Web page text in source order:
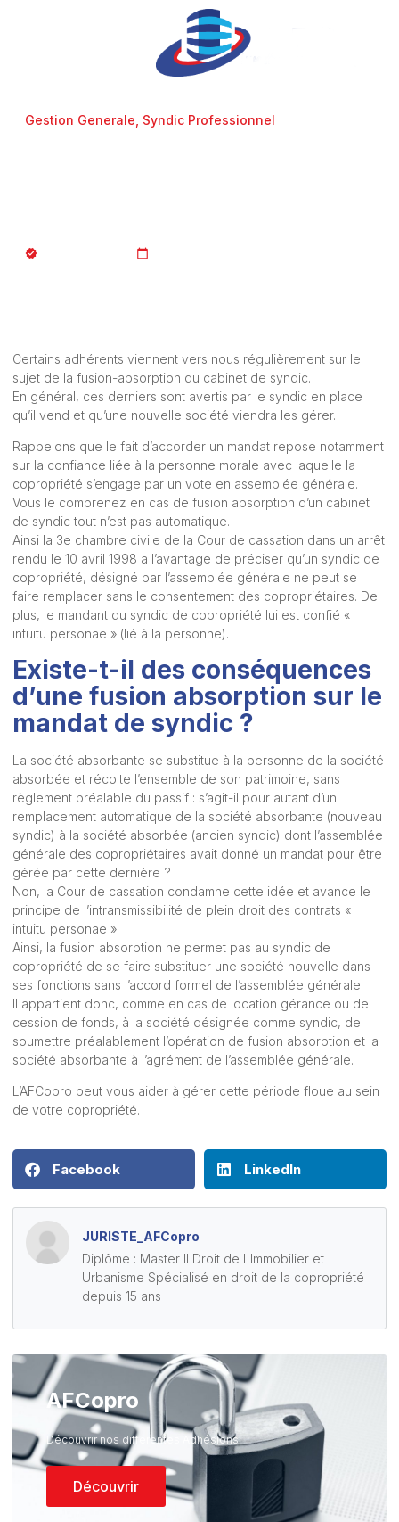
Gestion Generale Syndic Professionnel
Certains adhérents viennent vers nous régulièrement sur le
sujet de la fusion-absorption du cabinet de syndic.
En général, ces derniers sont avertis par le syndic en place
qu’il vend et qu’une nouvelle société viendra les gérer.
Rappelons que le fait d’accorder un mandat repose notamment
sur la confiance liée à la personne morale avec laquelle la
copropriété s’engage par un vote en assemblée générale.
Vous le comprenez en cas de fusion absorption d’un cabinet
de syndic tout n’est pas automatique.
Ainsi la 3e chambre civile de la Cour de cassation dans un arrêt
rendu le 10 avril 1998 a l’avantage de préciser qu’un syndic de
copropriété, désigné par l’assemblée générale ne peut se
faire remplacer sans le consentement des copropriétaires. De
plus, le mandant du syndic de copropriété lui est confié «
intuitu personae » (lié à la personne).
Existe-t-il des conséquences
d’une fusion absorption sur le
mandat de syndic ?
La société absorbante se substitue à la personne de la société
absorbée et récolte l’ensemble de son patrimoine, sans
règlement préalable du passif : s’agit-il pour autant d’un
remplacement automatique de la société absorbante (nouveau
syndic) à la société absorbée (ancien syndic) dont l’assemblée
générale des copropriétaires avait donné un mandat pour être
gérée par cette dernière ?
Non, la Cour de cassation condamne cette idée et avance le
principe de l’intransmissibilité de plein droit des contrats «
intuitu personae ».
Ainsi, la fusion absorption ne permet pas au syndic de
copropriété de se faire substituer une société nouvelle dans
ses fonctions sans l’accord formel de l’assemblée générale.
Il appartient donc, comme en cas de location gérance ou de
cession de fonds, à la société désignée comme syndic, de
soumettre préalablement l’opération de fusion absorption et la
société absorbante à l’agrément de l’assemblée générale.
L’AFCopro peut vous aider à gérer cette période floue au sein
de votre copropriété.
Facebook LinkedIn
JURISTE_AFCopro
Diplôme : Master II Droit de l'Immobilier et
Urbanisme Spécialisé en droit de la copropriété
depuis 15 ans
AFCopro
Découvrir nos différentes Adhésions
Découvrir